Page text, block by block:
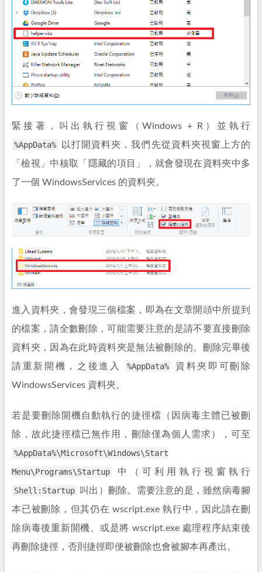
緊接著，叫出執行視窗（Windows + R）並執行
%AppData%
以打開資料夾，我們先從資料夾視窗上方的
「檢視」中核取「隱藏的項目」，就會發現在資料夾中多
了一個 WindowsServices 的資料夾。
進入資料夾，會發現三個檔案，即為在文章開頭中所提到
的檔案，請全數刪除，可能需要注意的是請不要直接刪除
資料夾，因為在此時資料夾是無法被刪除的。刪除完畢後
請重新開機，之後進入
%AppData%
資料夾即可刪除
WindowsServices 資料夾。
若是要刪除開機自動執行的捷徑檔（因病毒主體已被刪
除，故此捷徑檔已無作用，刪除僅為個人需求），可至
%AppData%\Microsoft\Windows\Start
Menu\Programs\Startup
中（可利用執行視窗執行
Shell:Startup
叫出）刪除。需要注意的是，雖然病毒腳
本已被刪除，但其仍在 wscript.exe 執行中，因此請在刪
除病毒後重新開機、或是將 wscript.exe 處理程序結束後
再刪除捷徑，否則捷徑即便被刪除也會被腳本再產出。